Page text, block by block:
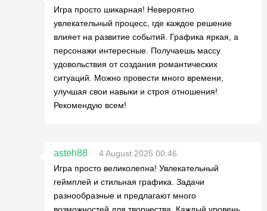
Игра просто шикарная! Невероятно
увлекательный процесс, где каждое решение
влияет на развитие событий. Графика яркая, а
персонажи интересные. Получаешь массу
удовольствия от создания романтических
ситуаций. Можно провести много времени,
улучшая свои навыки и строя отношения!
Рекомендую всем!
asteh88
4 August 2025 00:46
Игра просто великолепна! Увлекательный
геймплей и стильная графика. Задачи
разнообразные и предлагают много